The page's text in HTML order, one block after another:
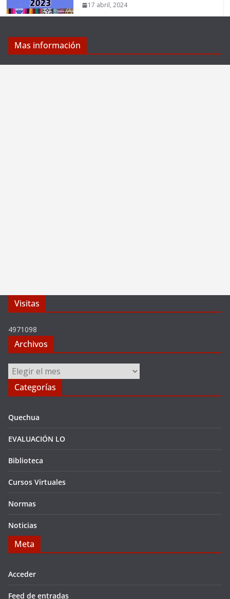
17 abril, 2024
Mas información
Visitas
4971098
Archivos
Archivos
Categorías
Quechua
EVALUACIÓN LO
Biblioteca
Cursos Virtuales
Normas
Noticias
Meta
Acceder
Feed de entradas